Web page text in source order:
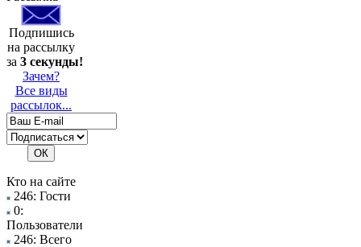
Подпишись
на рассылку
за 3 секунды!
Зачем?
Все виды
рассылок...
Кто на сайте
246: Гости
0:
Пользователи
246: Всего